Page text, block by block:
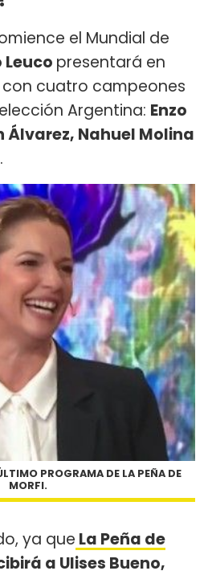
el Mundial de
Leuco presentará en
cuatro campeones
Argentina: Enzo
Álvarez, Nahuel Molina
.
PROGRAMA DE LA PEÑA DE
MORFI.
ya que La Peña de
a Ulises Bueno,